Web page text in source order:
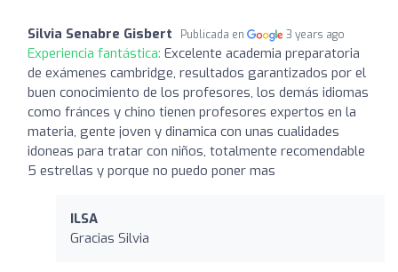
Silvia Senabre Gisbert Publicada en 3 years ago
Experiencia fantástica: Excelente academia preparatoria
de exámenes cambridge, resultados garantizados por el
buen conocimiento de los profesores, los demás idiomas
como fránces y chino tienen profesores expertos en la
materia, gente joven y dinamica con unas cualidades
idoneas para tratar con niños, totalmente recomendable
5 estrellas y porque no puedo poner mas
ILSA
Gracias Silvia